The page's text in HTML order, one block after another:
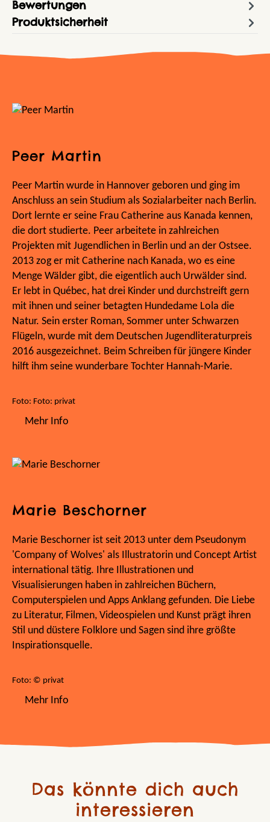
Bewertungen
Produktsicherheit
Peer Martin
Peer Martin wurde in Hannover geboren und ging im
Anschluss an sein Studium als Sozialarbeiter nach Berlin.
Dort lernte er seine Frau Catherine aus Kanada kennen,
die dort studierte. Peer arbeitete in zahlreichen
Projekten mit Jugendlichen in Berlin und an der Ostsee.
2013 zog er mit Catherine nach Kanada, wo es eine
Menge Wälder gibt, die eigentlich auch Urwälder sind.
Er lebt in Québec, hat drei Kinder und durchstreift gern
mit ihnen und seiner betagten Hundedame Lola die
Natur. Sein erster Roman, Sommer unter Schwarzen
Flügeln, wurde mit dem Deutschen Jugendliteraturpreis
2016 ausgezeichnet. Beim Schreiben für jüngere Kinder
hilft ihm seine wunderbare Tochter Hannah-Marie.
Foto: Foto: privat
Mehr Info
Marie Beschorner
Marie Beschorner ist seit 2013 unter dem Pseudonym
'Company of Wolves' als Illustratorin und Concept Artist
international tätig. Ihre Illustrationen und
Visualisierungen haben in zahlreichen Büchern,
Computerspielen und Apps Anklang gefunden. Die Liebe
zu Literatur, Filmen, Videospielen und Kunst prägt ihren
Stil und düstere Folklore und Sagen sind ihre größte
Inspirationsquelle.
Foto: © privat
Mehr Info
Das könnte dich auch
interessieren